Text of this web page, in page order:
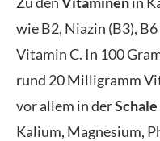
wie B2, Niazin (B3),
Vitamin C. In 100
rund 20 Milligramm
vor allem in der
Kalium, Magnesium,